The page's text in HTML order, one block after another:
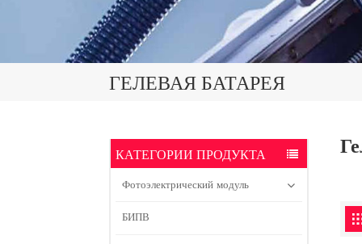
ГЕЛЕВАЯ БАТАРЕЯ
КАТЕГОРИИ ПРОДУКТА
Фотоэлектрический модуль
БИПВ